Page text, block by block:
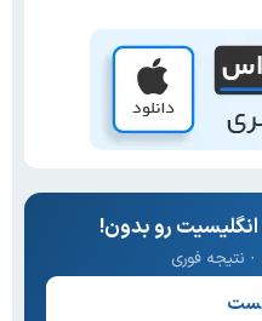
رو بدون!